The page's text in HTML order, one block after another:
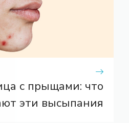
с прыщами: что
эти высыпания